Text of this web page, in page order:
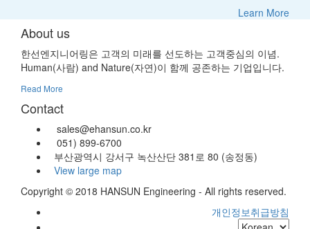
Learn More
About us
한선엔지니어링은 고객의 미래를 선도하는 고객중심의 이념.
Human(사람) and Nature(자연)이 함께 공존하는 기업입니다.
Read More
Contact
sales@ehansun.co.kr
051) 899-6700
부산광역시 강서구 녹산산단 381로 80 (송정동)
View large map
Copyright © 2018 HANSUN Engineering - All rights reserved.
개인정보취급방침